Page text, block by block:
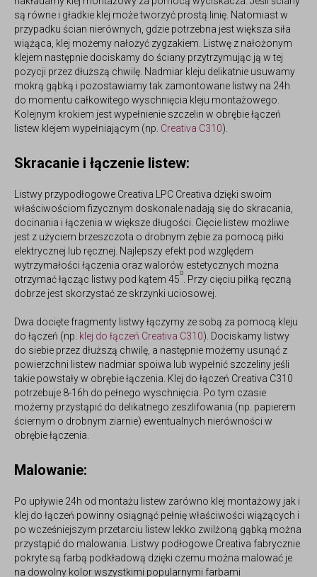
są równe i gładkie klej może tworzyć prostą linię. Natomiast w
przypadku ścian nierównych, gdzie potrzebna jest większa siła
wiążąca, klej możemy nałożyć zygzakiem. Listwę z nałożonym
klejem następnie dociskamy do ściany przytrzymując ją w tej
pozycji przez dłuższą chwilę. Nadmiar kleju delikatnie usuwamy
mokrą gąbką i pozostawiamy tak zamontowane listwy na 24h
do momentu całkowitego wyschnięcia kleju montażowego.
Kolejnym krokiem jest wypełnienie szczelin w obrębie łączeń
listew klejem wypełniającym (np. Creativa C310).
Skracanie i łączenie listew:
Listwy przypodłogowe Creativa LPC Creativa dzięki swoim
właściwościom fizycznym doskonale nadają się do skracania,
docinania i łączenia w większe długości. Cięcie listew możliwe
jest z użyciem brzeszczota o drobnym zębie za pomocą piłki
elektrycznej lub ręcznej. Najlepszy efekt pod względem
wytrzymałości łączenia oraz walorów estetycznych można
otrzymać łącząc listwy pod kątem 45
o
. Przy cięciu piłką ręczną
dobrze jest skorzystać ze skrzynki uciosowej.
Dwa docięte fragmenty listwy łączymy ze sobą za pomocą kleju
do łączeń (np. klej do łączeń Creativa C310). Dociskamy listwy
do siebie przez dłuższą chwilę, a następnie możemy usunąć z
powierzchni listew nadmiar spoiwa lub wypełnić szczeliny jeśli
takie powstały w obrębie łączenia. Klej do łączeń Creativa C310
potrzebuje 8-16h do pełnego wyschnięcia. Po tym czasie
możemy przystąpić do delikatnego zeszlifowania (np. papierem
ściernym o drobnym ziarnie) ewentualnych nierówności w
obrębie łączenia.
Malowanie:
Po upływie 24h od montażu listew zarówno klej montażowy jak i
klej do łączeń powinny osiągnąć pełnię właściwości wiążących i
po wcześniejszym przetarciu listew lekko zwilżoną gąbką można
przystąpić do malowania. Listwy podłogowe Creativa fabrycznie
pokryte są farbą podkładową dzięki czemu można malować je
na dowolny kolor wszystkimi popularnymi farbami